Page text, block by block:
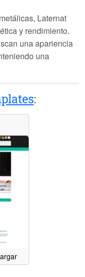
Laternat
y rendimiento.
una apariencia
una
: